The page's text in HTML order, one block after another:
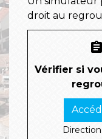
droit au
assignment
Vérifier si